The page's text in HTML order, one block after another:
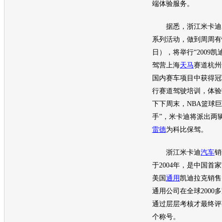
端体验服务。
据悉，浙江米卡迪
系列活动，做到周周
日），将举行“2009凯
驾营上海天马赛道杭
国内赛车项目中获得
行赛道驾驶培训，体
下下周末，NBA篮球
手”，米卡迪将派出两
雷德为科比保驾。
浙江米卡迪汽车
于2004年，是中国首家
美国 通用凯迪拉克销
通用公司在全球2000
通过层层考核才最终
个称号。